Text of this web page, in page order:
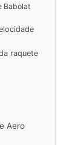
Babolat
raquete
Aero